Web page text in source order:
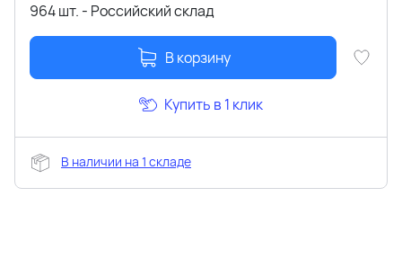
964 шт. - Российский склад
В корзину
Купить в 1 клик
В наличии на 1 складе